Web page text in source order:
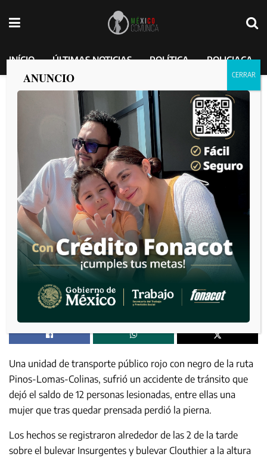
INÍCIO ÚLTIMAS NOTICIAS POLÍTICA POLICIACA
Mujer pierde la pierna tras choque de
taxi rojo con negro en el bulevar
Insurgentes
MEXICO COMUNICA 2025-04-07
Una unidad de transporte público rojo con negro de la ruta
Pinos-Lomas-Colinas, sufrió un accidente de tránsito que
dejó el saldo de 12 personas lesionadas, entre ellas una
mujer que tras quedar prensada perdió la pierna.
Los hechos se registraron alrededor de las 2 de la tarde
sobre el bulevar Insurgentes y bulevar Clouthier a la altura
ANUNCIO